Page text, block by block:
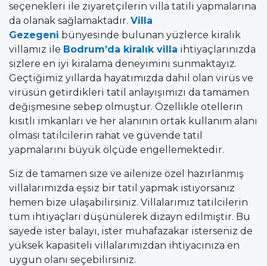
seçenekleri ile ziyaretçilerin villa tatili yapmalarına
da olanak sağlamaktadır. Villa
Gezegeni bünyesinde bulunan yüzlerce kiralık
villamız ile Bodrum’da kiralık villa ihtiyaçlarınızda
sizlere en iyi kiralama deneyimini sunmaktayız.
Geçtiğimiz yıllarda hayatımızda dahil olan virüs ve
virüsün getirdikleri tatil anlayışımızı da tamamen
değişmesine sebep olmuştur. Özellikle otellerin
kısıtlı imkanları ve her alanının ortak kullanım alanı
olması tatilcilerin rahat ve güvende tatil
yapmalarını büyük ölçüde engellemektedir.
Siz de tamamen size ve ailenize özel hazırlanmış
villalarımızda eşsiz bir tatil yapmak istiyorsanız
hemen bize ulaşabilirsiniz. Villalarımız tatilcilerin
tüm ihtiyaçları düşünülerek dizayn edilmiştir. Bu
sayede ister balayı, ister muhafazakar isterseniz de
yüksek kapasiteli villalarımızdan ihtiyacınıza en
uygun olanı seçebilirsiniz.